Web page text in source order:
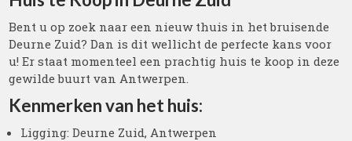
Bent u op zoek naar een nieuw thuis in het bruisende
Deurne Zuid? Dan is dit wellicht de perfecte kans voor
u! Er staat momenteel een prachtig huis te koop in deze
gewilde buurt van Antwerpen.
Kenmerken van het huis:
Ligging: Deurne Zuid, Antwerpen